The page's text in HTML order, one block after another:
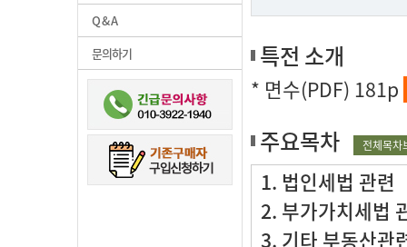
Q & A
문의하기
특전 소개
* 면수(PDF) 181p
주요목차 전체목차
1. 법인세법 관련
2. 부가가치세법
3. 기타 부동산관